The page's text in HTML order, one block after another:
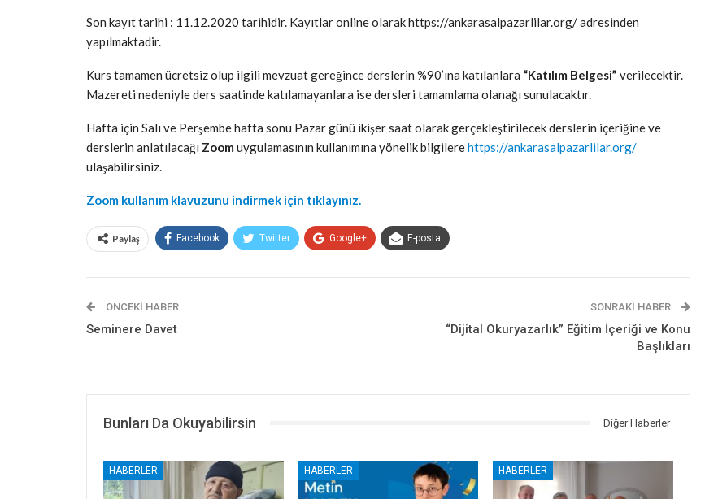
Son kayıt tarihi : 11.12.2020 tarihidir. Kayıtlar online olarak https://ankarasalpazarlilar.org/ adresinden
yapılmaktadir.
Kurs tamamen ücretsiz olup ilgili mevzuat gereğince derslerin %90’ına katılanlara “Katılım Belgesi” verilecektir.
Mazereti nedeniyle ders saatinde katılamayanlara ise dersleri tamamlama olanağı sunulacaktır.
Hafta için Salı ve Perşembe hafta sonu Pazar günü ikişer saat olarak gerçekleştirilecek derslerin içeriğine ve
derslerin anlatılacağı Zoom uygulamasının kullanımına yönelik bilgilerehttps://ankarasalpazarlilar.org/
ulaşabilirsiniz.
Zoom kullanım klavuzunu indirmek için tıklayınız.
Paylaş Facebook Twitter Google+ E-posta
ÖNCEKI HABER
Seminere Davet
SONRAKI HABER
“Dijital Okuryazarlık” Eğitim İçeriği ve Konu
Başlıkları
Bunları Da Okuyabilirsin Diğer Haberler
HABERLER HABERLER HABERLER